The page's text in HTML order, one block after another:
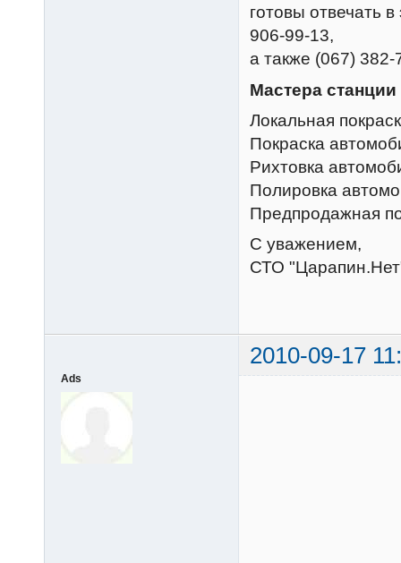
готовы отвечать
906-99-13,
а также (067)
Мастера
Локальная
Покраска
Рихтовка
Полировка
Предпродажная
С уважением,
СТО
2010-09-17
Ads